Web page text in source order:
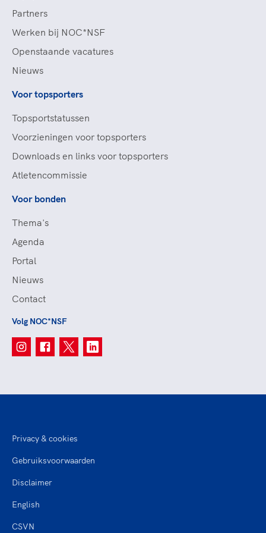
Partners
Werken bij NOC*NSF
Openstaande vacatures
Nieuws
Voor topsporters
Topsportstatussen
Voorzieningen voor topsporters
Downloads en links voor topsporters
Atletencommissie
Voor bonden
Thema's
Agenda
Portal
Nieuws
Contact
Volg NOC*NSF
Privacy & cookies
Gebruiksvoorwaarden
Disclaimer
English
CSVN